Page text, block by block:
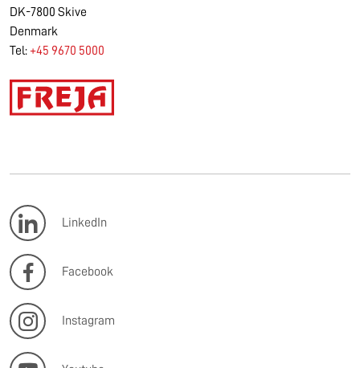
DK-7800 Skive
Denmark
Tel: +45 9670 5000
LinkedIn
Facebook
Instagram